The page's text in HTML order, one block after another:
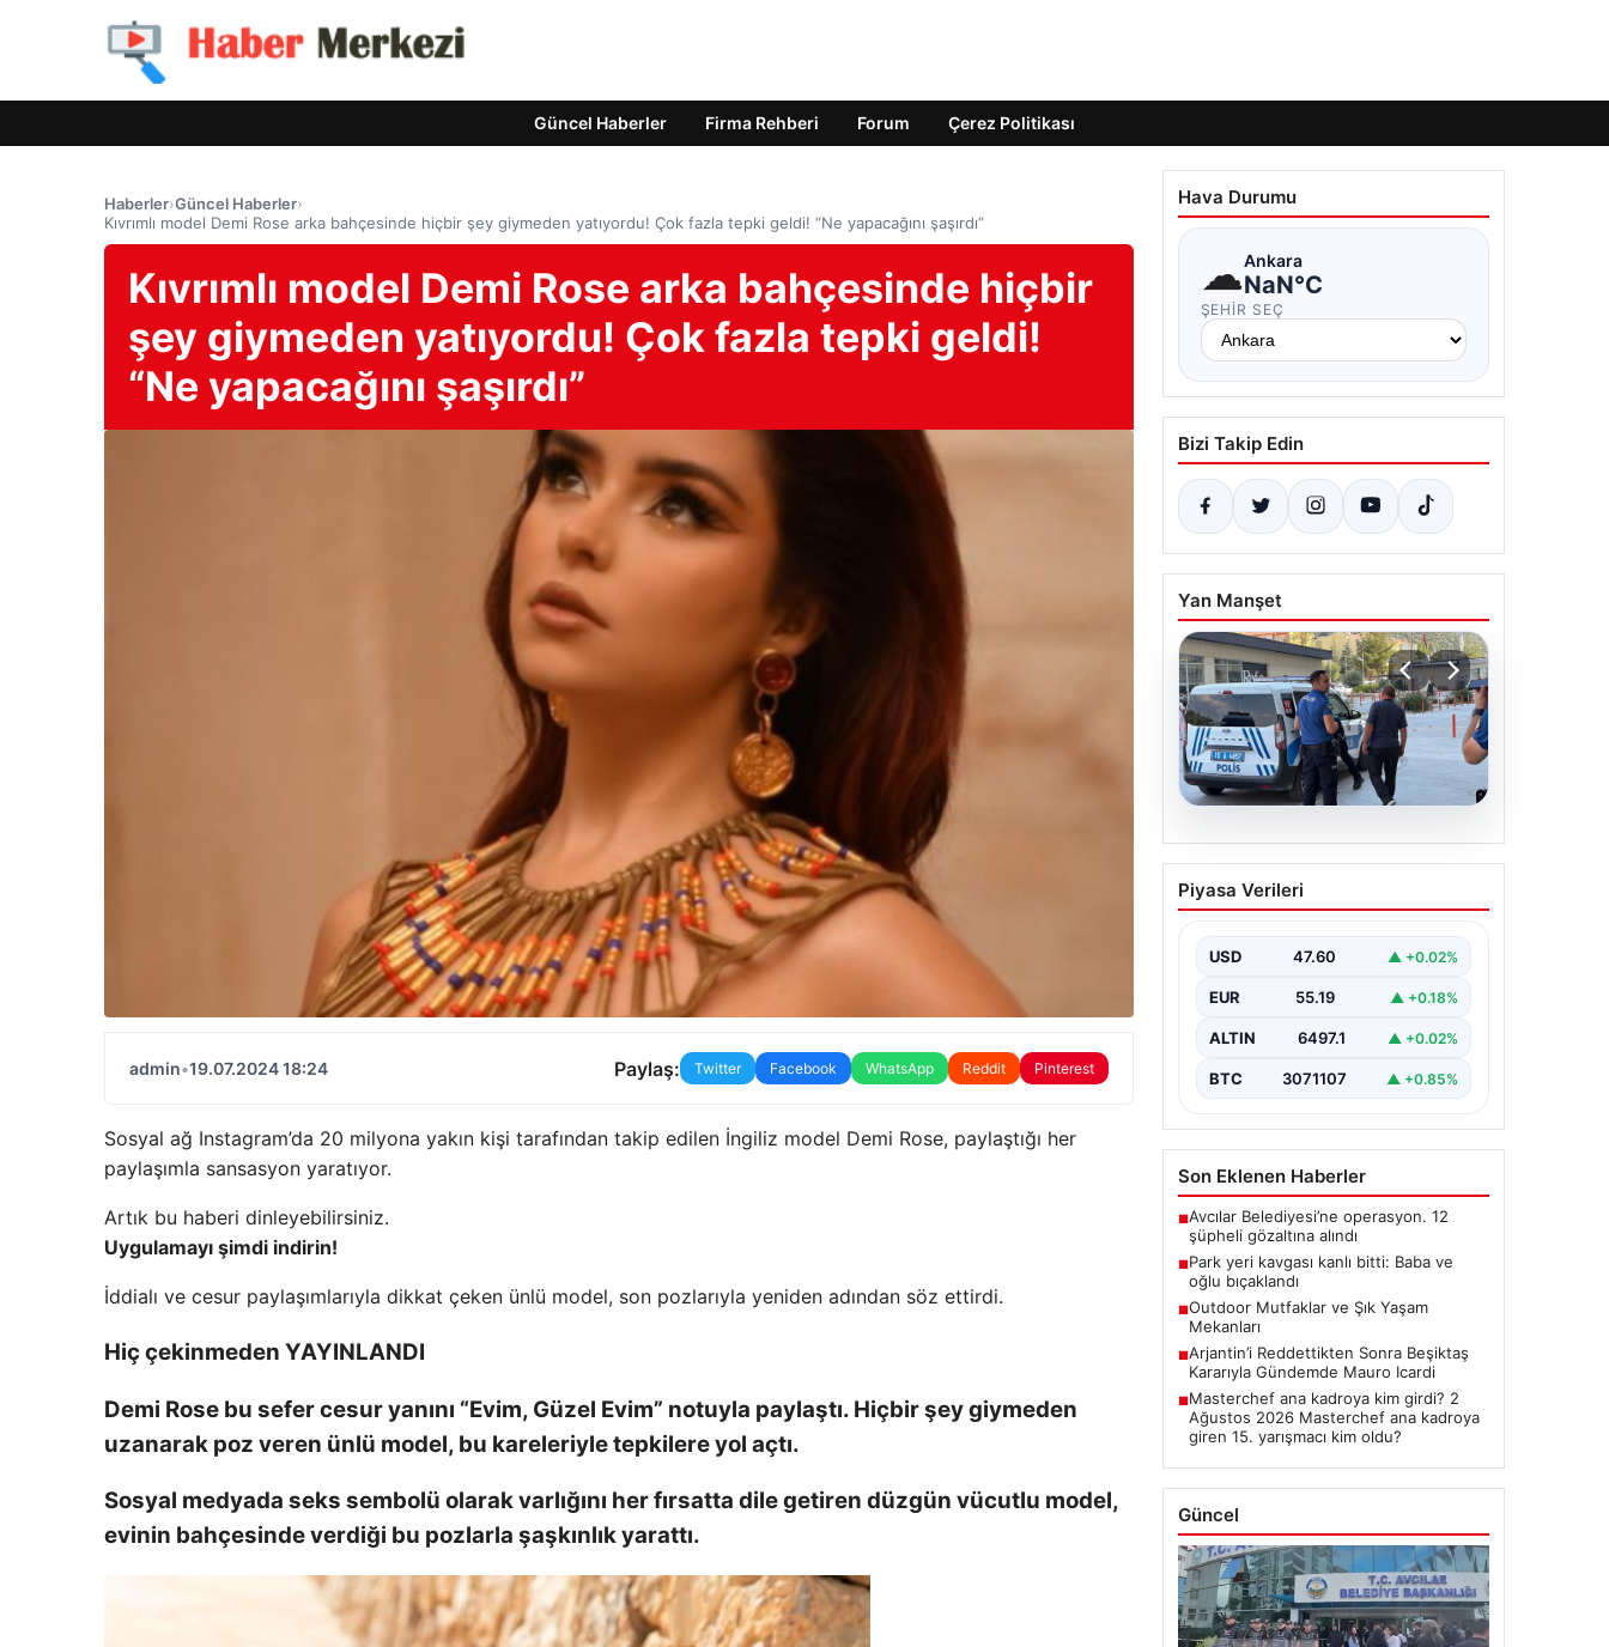
Güncel Haberler Firma Rehberi Forum Çerez Politikası
Haberler›Güncel Haberler›
Kıvrımlı model Demi Rose arka bahçesinde hiçbir şey giymeden yatıyordu! Çok fazla tepki geldi! “Ne yapacağını şaşırdı”
Kıvrımlı model Demi Rose arka bahçesinde hiçbir
şey giymeden yatıyordu! Çok fazla tepki geldi!
“Ne yapacağını şaşırdı”
admin•19.07.2024 18:24 Paylaş: Twitter Facebook WhatsApp Reddit Pinterest
Sosyal ağ Instagram’da 20 milyona yakın kişi tarafından takip edilen İngiliz model Demi Rose, paylaştığı her
paylaşımla sansasyon yaratıyor.
Artık bu haberi dinleyebilirsiniz.
Uygulamayı şimdi indirin!
İddialı ve cesur paylaşımlarıyla dikkat çeken ünlü model, son pozlarıyla yeniden adından söz ettirdi.
Hiç çekinmeden YAYINLANDI
Demi Rose bu sefer cesur yanını “Evim, Güzel Evim” notuyla paylaştı. Hiçbir şey giymeden
uzanarak poz veren ünlü model, bu kareleriyle tepkilere yol açtı.
Sosyal medyada seks sembolü olarak varlığını her fırsatta dile getiren düzgün vücutlu model,
evinin bahçesinde verdiği bu pozlarla şaşkınlık yarattı.
Hava Durumu
☁Ankara
NaN°C
ŞEHIR SEÇ
Bizi Takip Edin
Yan Manşet
05.08.2026
Park yeri kavgası kanlı
bitti: Baba ve oğlu
Piyasa Verileri
USD 47.60 ▲ +0.02%
EUR 55.19 ▲ +0.18%
ALTIN 6497.1 ▲ +0.02%
BTC 3071107 ▲ +0.85%
Son Eklenen Haberler
■Avcılar Belediyesi’ne operasyon. 12
şüpheli gözaltına alındı
■Park yeri kavgası kanlı bitti: Baba ve
oğlu bıçaklandı
■Outdoor Mutfaklar ve Şık Yaşam
Mekanları
■Arjantin’i Reddettikten Sonra Beşiktaş
Kararıyla Gündemde Mauro Icardi
■Masterchef ana kadroya kim girdi? 2
Ağustos 2026 Masterchef ana kadroya
giren 15. yarışmacı kim oldu?
Güncel